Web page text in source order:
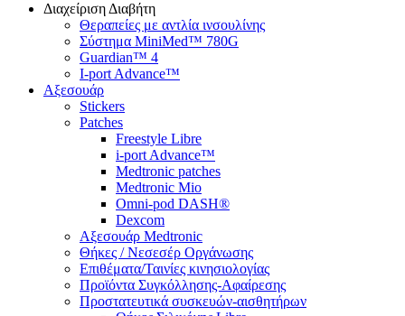
Διαχείριση Διαβήτη
Θεραπείες με αντλία ινσουλίνης
Σύστημα MiniMed™ 780G
Guardian™ 4
I-port Advance™
Αξεσουάρ
Stickers
Patches
Freestyle Libre
i-port Advance™
Medtronic patches
Medtronic Mio
Omni-pod DASH®
Dexcom
Αξεσουάρ Medtronic
Θήκες / Νεσεσέρ Οργάνωσης
Επιθέματα/Ταινίες κινησιολογίας
Προϊόντα Συγκόλλησης-Αφαίρεσης
Προστατευτικά συσκευών-αισθητήρων